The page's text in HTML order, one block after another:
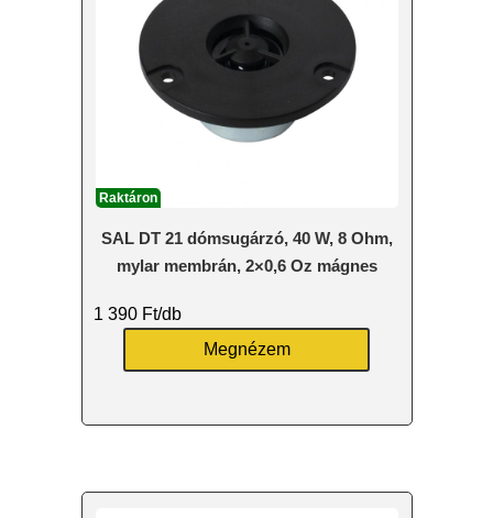
Raktáron
SAL DT 21 dómsugárzó, 40 W, 8 Ohm,
mylar membrán, 2×0,6 Oz mágnes
1 390 Ft/db
Megnézem